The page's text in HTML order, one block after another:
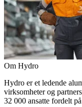
Om Hydro
Hydro er et ledende
virksomheter og
32 000 ansatte fordelt